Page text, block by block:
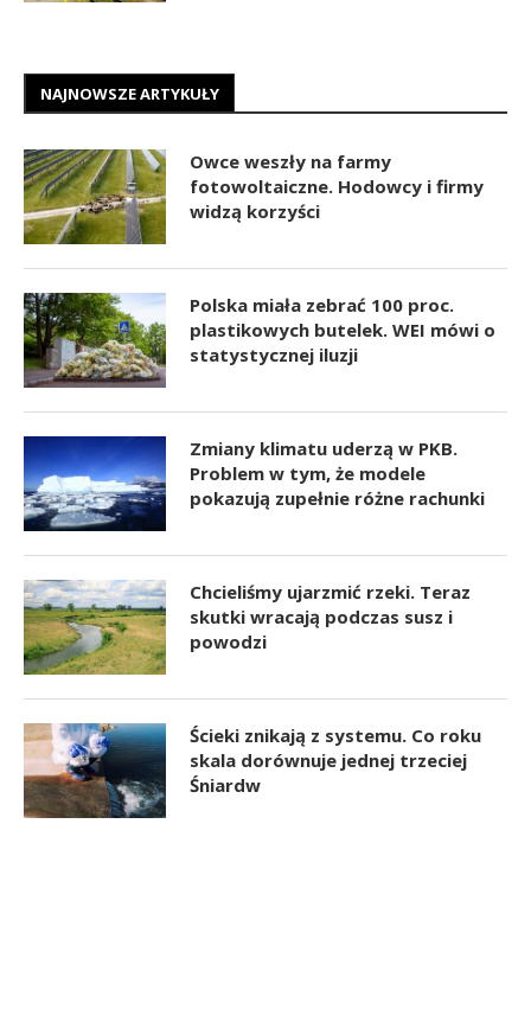
NAJNOWSZE ARTYKUŁY
Owce weszły na farmy
fotowoltaiczne. Hodowcy i firmy
widzą korzyści
Polska miała zebrać 100 proc.
plastikowych butelek. WEI mówi o
statystycznej iluzji
Zmiany klimatu uderzą w PKB.
Problem w tym, że modele
pokazują zupełnie różne rachunki
Chcieliśmy ujarzmić rzeki. Teraz
skutki wracają podczas susz i
powodzi
Ścieki znikają z systemu. Co roku
skala dorównuje jednej trzeciej
Śniardw